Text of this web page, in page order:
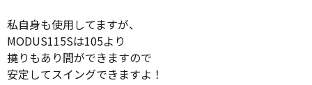
私自身も使用してますが、
MODUS115Sは105より
撓りもあり間ができますので
安定してスイングできますよ！